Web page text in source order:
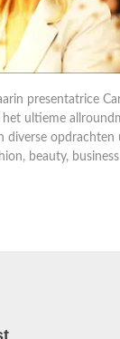
presentatrice
het ultieme
diverse
beauty,